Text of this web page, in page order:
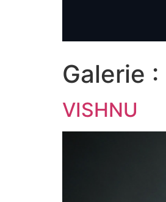
Galerie :
VISHNU